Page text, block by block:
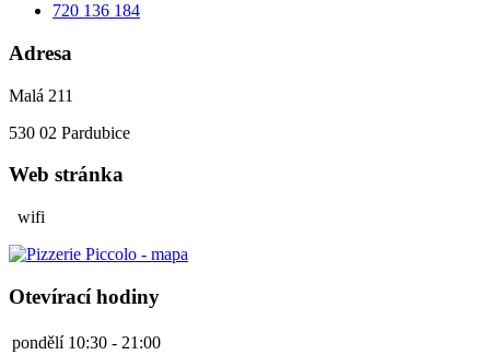
720 136 184
Adresa
Malá 211
530 02 Pardubice
Web stránka
wifi
Otevírací hodiny
pondělí 10:30 - 21:00